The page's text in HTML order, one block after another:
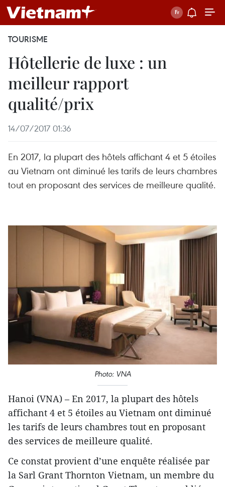
TOURISME
Hôtellerie de luxe : un
meilleur rapport
qualité/prix
14/07/2017 01:36
En 2017, la plupart des hôtels affichant 4 et 5 étoiles
au Vietnam ont diminué les tarifs de leurs chambres
tout en proposant des services de meilleure qualité.
Photo: VNA
Hanoi (VNA) – En 2017, la plupart des hôtels
affichant 4 et 5 étoiles au Vietnam ont diminué
les tarifs de leurs chambres tout en proposant
des services de meilleure qualité.
Ce constat provient d’une enquête réalisée par
la Sarl Grant Thornton Vietnam, un membre du